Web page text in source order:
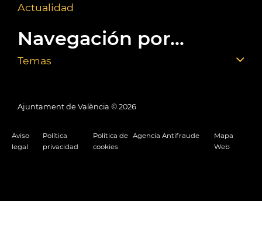
Actualidad
Navegación por...
Temas
Ajuntament de València © 2026
Aviso
legal
Política
privacidad
Política de
cookies
Agencia Antifraude
Mapa
Web